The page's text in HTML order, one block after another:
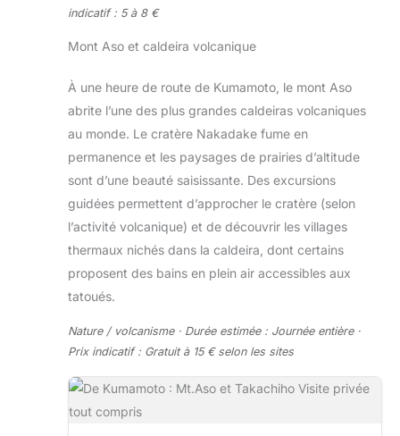
indicatif : 5 à 8 €
Mont Aso et caldeira volcanique
À une heure de route de Kumamoto, le mont Aso
abrite l’une des plus grandes caldeiras volcaniques
au monde. Le cratère Nakadake fume en
permanence et les paysages de prairies d’altitude
sont d’une beauté saisissante. Des excursions
guidées permettent d’approcher le cratère (selon
l’activité volcanique) et de découvrir les villages
thermaux nichés dans la caldeira, dont certains
proposent des bains en plein air accessibles aux
tatoués.
Nature / volcanisme · Durée estimée : Journée entière ·
Prix indicatif : Gratuit à 15 € selon les sites